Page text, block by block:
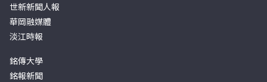
世新新聞人報
華岡融媒體
淡江時報
銘傳大學
銘報新聞